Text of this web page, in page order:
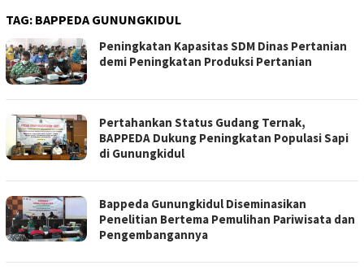
TAG: BAPPEDA GUNUNGKIDUL
Peningkatan Kapasitas SDM Dinas Pertanian
demi Peningkatan Produksi Pertanian
Pertahankan Status Gudang Ternak,
BAPPEDA Dukung Peningkatan Populasi Sapi
di Gunungkidul
Bappeda Gunungkidul Diseminasikan
Penelitian Bertema Pemulihan Pariwisata dan
Pengembangannya